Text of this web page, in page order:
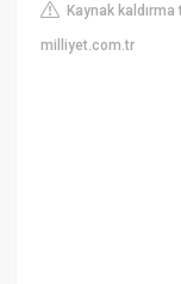
Kaynak kaldırma
milliyet.com.tr